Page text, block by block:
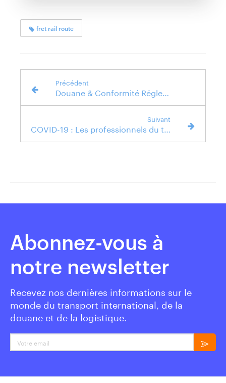
fret rail route
Précédent
Douane & Conformité Réglementaire : optimisez la gestion de vos formalités douanières
Suivant
COVID-19 : Les professionnels du transport et de la logistique sont indispensables
Abonnez-vous à
notre newsletter
Recevez nos dernières informations sur le
monde du transport international, de la
douane et de la logistique.